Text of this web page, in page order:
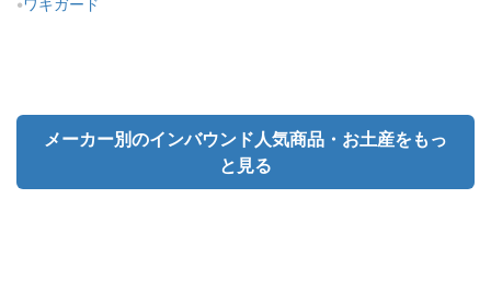
メーカー別のインバウンド人気商品・お土産をもっ
と見る